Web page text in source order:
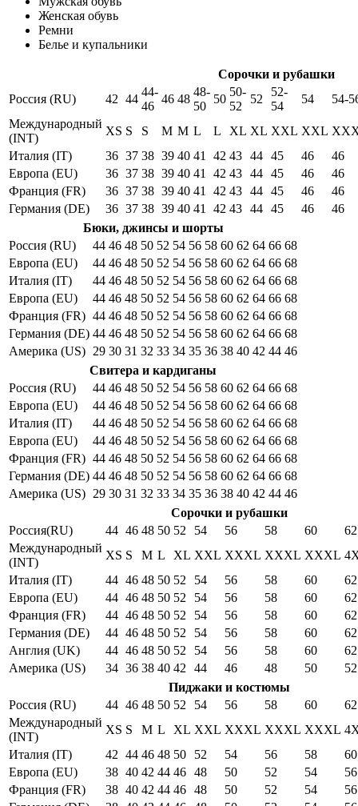
Женская обувь
Ремни
Белье и купальники
Сорочки и рубашки
Россия (RU)
42 44
44-
46
46 48
48-
50
50
50-
52
52
52-
54
54
54-
Международный
(INT)
XS S S M M L L XL XL XXL XXL
Италия (IT)
36 37 38 39 40 41 42 43 44 45 46
46
Европа (EU)
36 37 38 39 40 41 42 43 44 45 46
46
Франция (FR)
36 37 38 39 40 41 42 43 44 45 46
46
Германия (DE)
36 37 38 39 40 41 42 43 44 45 46
46
Бюки, джинсы и шорты
Россия (RU)
44 46 48 50 52 54 56 58 60 62 64 66 68
Европа (EU)
44 46 48 50 52 54 56 58 60 62 64 66 68
Италия (IT)
44 46 48 50 52 54 56 58 60 62 64 66 68
Европа (EU)
44 46 48 50 52 54 56 58 60 62 64 66 68
Франция (FR) 44 46 48 50 52 54 56 58 60 62 64 66 68
Германия (DE) 44 46 48 50 52 54 56 58 60 62 64 66 68
Америка (US) 29 30 31 32 33 34 35 36 38 40 42 44 46
Свитера и кардиганы
Россия (RU)
44 46 48 50 52 54 56 58 60 62 64 66 68
Европа (EU)
44 46 48 50 52 54 56 58 60 62 64 66 68
Италия (IT)
44 46 48 50 52 54 56 58 60 62 64 66 68
Европа (EU)
44 46 48 50 52 54 56 58 60 62 64 66 68
Франция (FR) 44 46 48 50 52 54 56 58 60 62 64 66 68
Германия (DE) 44 46 48 50 52 54 56 58 60 62 64 66 68
Америка (US) 29 30 31 32 33 34 35 36 38 40 42 44 46
Сорочки и рубашки
Россия(RU)
44 46 48 50 52 54 56 58 60
62
Международный
(INT)
XS S M L XL XXL XXXL XXXL XXXL
Италия (IT)
44 46 48 50 52 54 56 58 60
62
Европа (EU)
44 46 48 50 52 54 56 58 60
62
Франция (FR)
44 46 48 50 52 54 56 58 60
62
Германия (DE)
44 46 48 50 52 54 56 58 60
62
Англия (UK)
44 46 48 50 52 54 56 58 60
62
Америка (US)
34 36 38 40 42 44 46 48 50
52
Пиджаки и костюмы
Россия (RU)
44 46 48 50 52 54 56 58 60
62
Международный
(INT)
XS S M L XL XXL XXXL XXXL XXXL
Италия (IT)
42 44 46 48 50 52 54 56 58
60
Европа (EU)
38 40 42 44 46 48 50 52 54
56
Франция (FR)
38 40 42 44 46 48 50 52 54
56